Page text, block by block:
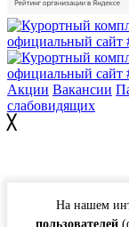
На нашем
пользователей
Акции Вакансии
слабовидящих
╳
Согласие на
Согласие